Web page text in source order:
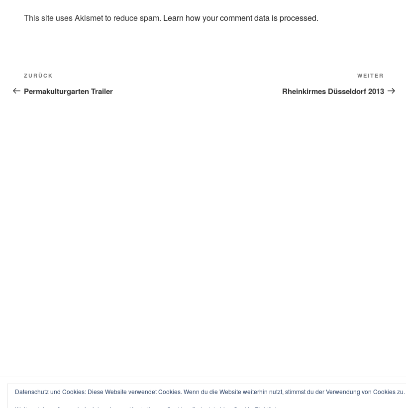
This site uses Akismet to reduce spam. Learn how your comment data is processed.
Beitragsnavigation
Vorheriger
Beitrag
ZURÜCK
Permakulturgarten Trailer
Beitrag
WEITER
Rheinkirmes Düsseldorf 2013
Datenschutz und Cookies: Diese Website verwendet Cookies. Wenn du die Website weiterhin nutzt, stimmst du der Verwendung von Cookies zu.